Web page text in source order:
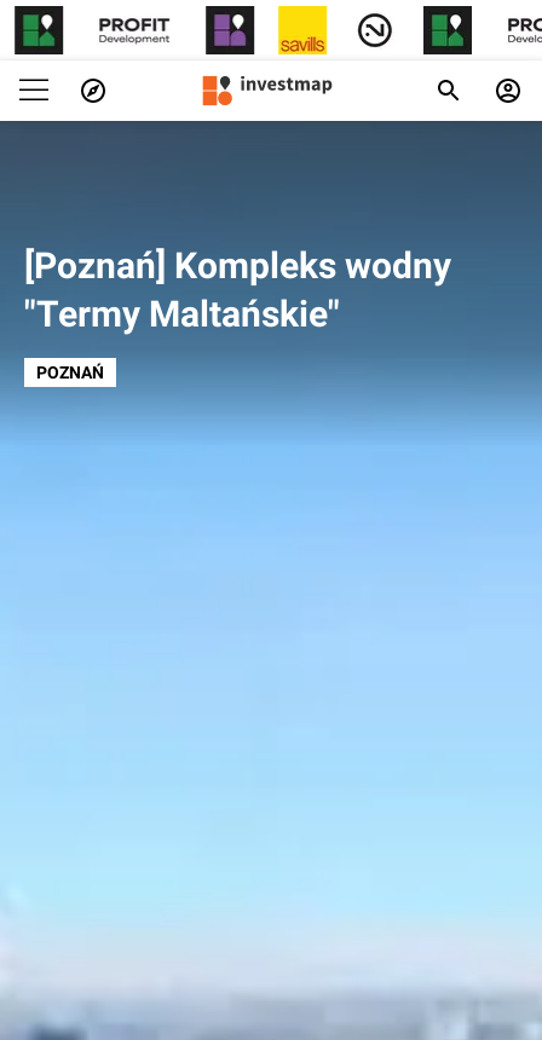
[Poznań] Kompleks wodny
"Termy Maltańskie"
POZNAŃ